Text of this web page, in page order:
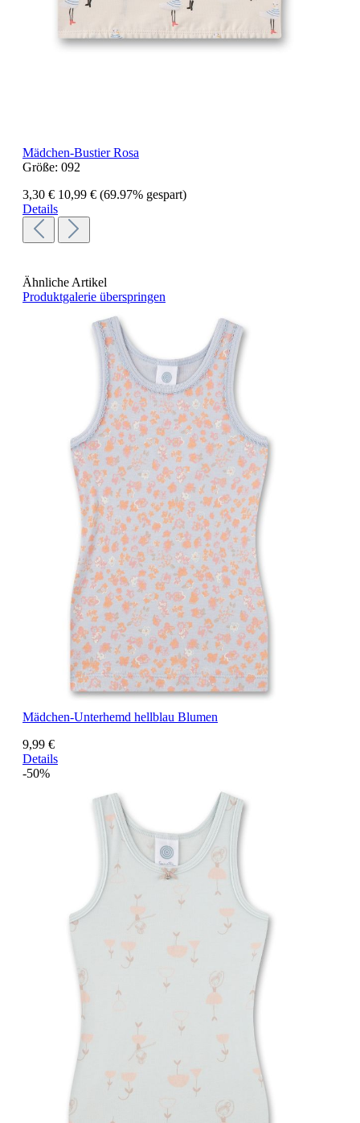
Mädchen-Bustier Rosa
Größe: 092
3,30 € 10,99 € (69.97% gespart)
Details
Ähnliche Artikel
Produktgalerie überspringen
Mädchen-Unterhemd hellblau Blumen
9,99 €
Details
-50%